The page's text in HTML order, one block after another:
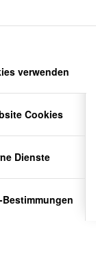
verwenden
Cookies
Dienste
EINLADUNG
Flyer